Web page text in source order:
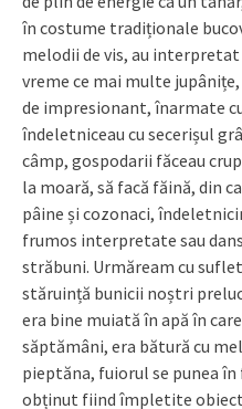
în costume tradiționale
melodii de vis, au
vreme ce mai multe
de impresionant, înarmate
îndeletniceau cu secerișul
câmp, gospodarii făceau
la moară, să facă făină, din
pâine și cozonaci,
frumos interpretate sau
străbuni. Urmăream cu
stăruință bunicii noștri
era bine muiată în apă în
săptămâni, era bătură cu
pieptăna, fuiorul se punea
obținut fiind împletite